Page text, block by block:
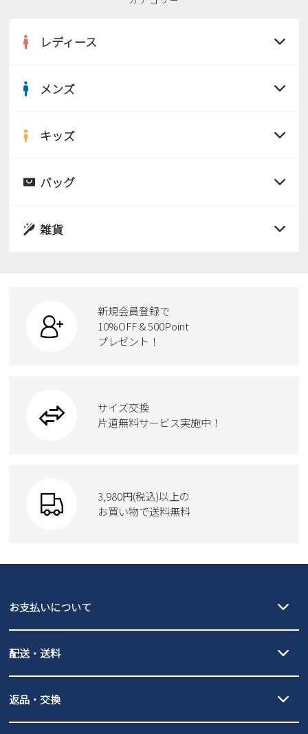
会社概要
プライバシーポリシー
特定商取引法に基づく表示
レディース
サンダル
スニーカー
カジュアルシューズ
ワークシューズ
ウェア
moz
メンズ
サンダル
ローファー
ブーツ
Parade
GAP
キッズ
サンダル
スクール
new balance
瞬足
バッグ
ボディバッグ
ハンドバッグ
トートバッグ
雑貨
ケア用品
新規会員登録で
10%OFF & 500Point
プレゼント！
サイズ交換
片道無料サービス実施中！
3,980円(税込)以上の
お買い物で送料無料
お支払いについて
PayPay（オンライン決済）、代金引換のご利用が可能です。
配送・送料
北海道・本州・四国・九州…550円
全国一律…220円（税込）
発送日・送料詳細についてはご利用ガイドを
返品・交換